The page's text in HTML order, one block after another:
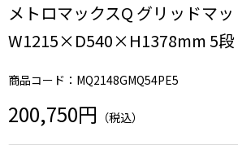
メトロマックスQ グリッドマッ
W1215×D540×H1378mm 5段
商品コード：MQ2148GMQ54PE5
200,750円 （税込）